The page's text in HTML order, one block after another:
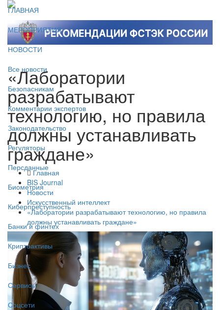
ГЛАВНАЯ
МЕРОПРИЯТИЯ
НОВОСТИ
Все новости
Безопасникам
Комментарии экспертов
Законодательство
Регуляторы
Персданные
Биометрия
Киберпреступность
Банки и финтех
Криптоактивы
Бизнес
Сервисы
Соцсети
«Лаборатории
разрабатывают
технологию, но правила
должны устанавливать
граждане»
Главная
BIS Journal
Новости
Искусственный интеллект
«Лаборатории разрабатывают технологию, но правила
должны устанавливать граждане»